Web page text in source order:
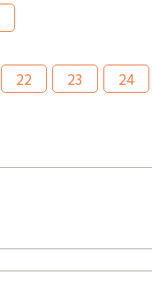
22 23 24